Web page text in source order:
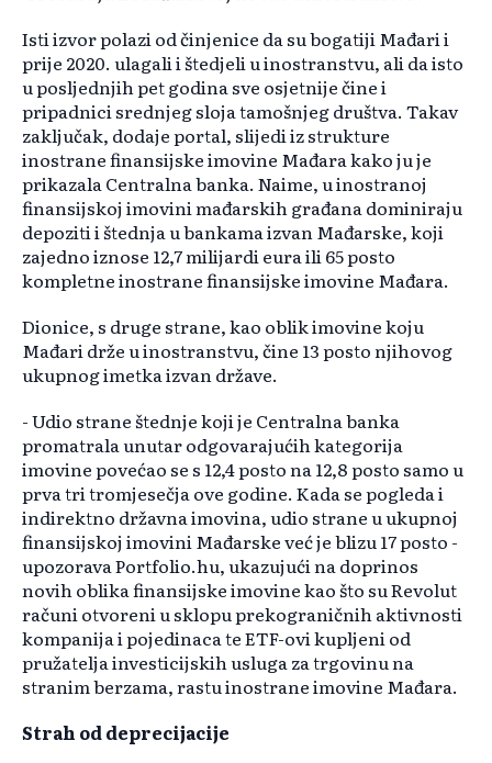
Isti izvor polazi od činjenice da su bogatiji Mađari i
prije 2020. ulagali i štedjeli u inostranstvu, ali da isto
u posljednjih pet godina sve osjetnije čine i
pripadnici srednjeg sloja tamošnjeg društva. Takav
zaključak, dodaje portal, slijedi iz strukture
inostrane finansijske imovine Mađara kako ju je
prikazala Centralna banka. Naime, u inostranoj
finansijskoj imovini mađarskih građana dominiraju
depoziti i štednja u bankama izvan Mađarske, koji
zajedno iznose 12,7 milijardi eura ili 65 posto
kompletne inostrane finansijske imovine Mađara.
Dionice, s druge strane, kao oblik imovine koju
Mađari drže u inostranstvu, čine 13 posto njihovog
ukupnog imetka izvan države.
- Udio strane štednje koji je Centralna banka
promatrala unutar odgovarajućih kategorija
imovine povećao se s 12,4 posto na 12,8 posto samo u
prva tri tromjesečja ove godine. Kada se pogleda i
indirektno državna imovina, udio strane u ukupnoj
finansijskoj imovini Mađarske već je blizu 17 posto -
upozorava Portfolio.hu, ukazujući na doprinos
novih oblika finansijske imovine kao što su Revolut
računi otvoreni u sklopu prekograničnih aktivnosti
kompanija i pojedinaca te ETF-ovi kupljeni od
pružatelja investicijskih usluga za trgovinu na
stranim berzama, rastu inostrane imovine Mađara.
Strah od deprecijacije